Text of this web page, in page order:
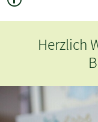
in unserer